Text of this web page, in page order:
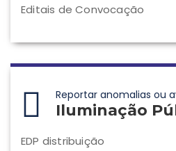
Editais de Convocação
Reportar anomalias ou
Iluminação
EDP distribuição